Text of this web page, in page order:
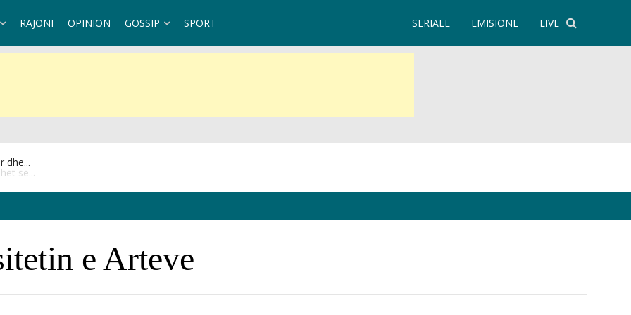
RAJONI OPINION GOSSIP SPORT LIVE
EMISIONE
SERIALE
se...
e Arteve